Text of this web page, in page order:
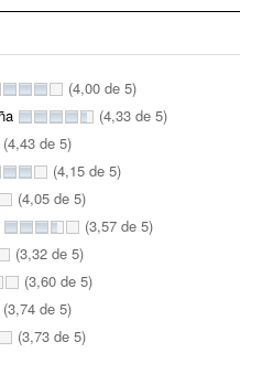
(4,00 de 5)
(4,33 de 5)
(4,43 de 5)
(4,15 de 5)
(4,05 de 5)
(3,57 de 5)
(3,32 de 5)
(3,60 de 5)
(3,74 de 5)
(3,73 de 5)